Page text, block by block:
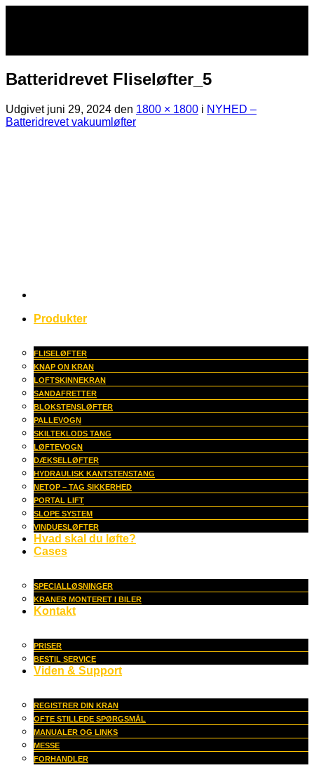
Produkter
FLISELØFTER
KNAP ON KRAN
LOFTSKINNEKRAN
SANDAFRETTER
BLOKSTENSLØFTER
PALLEVOGN
SKILTEKLODS TANG
LØFTEVOGN
DÆKSELLØFTER
HYDRAULISK KANTSTENSTANG
NETOP – TAG SIKKERHED
PORTAL LIFT
SLOPE SYSTEM
VINDUESLØFTER
Hvad skal du løfte?
Cases
SPECIALLØSNINGER
KRANER MONTERET I BILER
Kontakt
PRISER
BESTIL SERVICE
Viden & Support
REGISTRER DIN KRAN
OFTE STILLEDE SPØRGSMÅL
MANUALER OG LINKS
MESSE
FORHANDLER
Batteridrevet Fliseløfter_5
Udgivet juni 29, 2024 den 1800 × 1800 i NYHED –
Batteridrevet vakuumløfter